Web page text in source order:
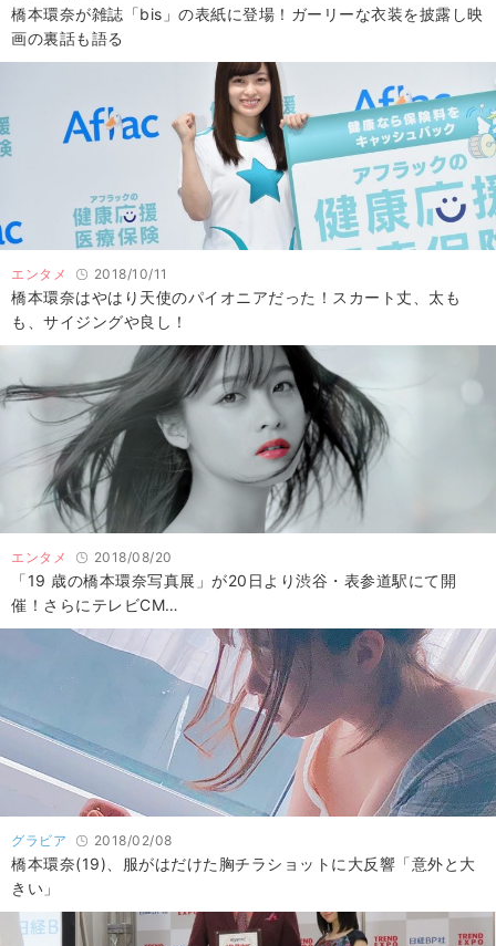
橋本環奈が雑誌「bis」の表紙に登場！ガーリーな衣装を披露し映
画の裏話も語る
エンタメ 2018/10/11
橋本環奈はやはり天使のパイオニアだった！スカート丈、太も
も、サイジングや良し！
エンタメ 2018/08/20
「19 歳の橋本環奈写真展」が20日より渋谷・表参道駅にて開
催！さらにテレビCM…
グラビア 2018/02/08
橋本環奈(19)、服がはだけた胸チラショットに大反響「意外と大
きい」